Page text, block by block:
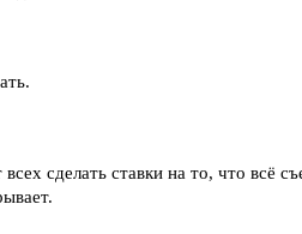
сделать ставки на то, что всё